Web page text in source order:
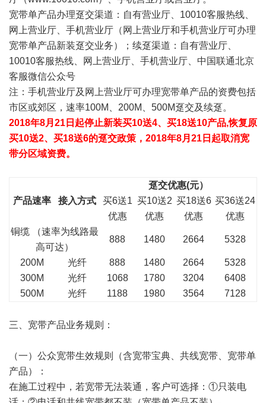
宽带单产品办理趸交渠道：自有营业厅、10010客服热线、
网上营业厅、手机营业厅（网上营业厅和手机营业厅可办理
宽带单产品新装趸交业务）；续趸渠道：自有营业厅、
10010客服热线、网上营业厅、手机营业厅、中国联通北京
客服微信公众号
注：手机营业厅及网上营业厅可办理宽带单产品的资费包括
市区或郊区，速率100M、200M、500M趸交及续趸。
2018年8月21日起停止新装买10送4、买18送10产品,恢复原
买10送2、买18送6的趸交政策，2018年8月21日起取消宽
带分区域资费。
产品速率 接入方式
趸交优惠(元）
买6送1
优惠
买10送2
优惠
买18送6
优惠
买36送24
优惠
铜缆 （速率为线路最
高可达）
888 1480 2664 5328
200M 光纤 888 1480 2664
5328
300M
光纤 1068 1780 3204
6408
500M
光纤 1188 1980 3564 7128
三、宽带产品业务规则：
（一）公众宽带生效规则（含宽带宝典、共线宽带、宽带单
产品）：
在施工过程中，若宽带无法装通，客户可选择：①只装电